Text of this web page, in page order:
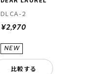
DLCA-2
¥2,970
比較する